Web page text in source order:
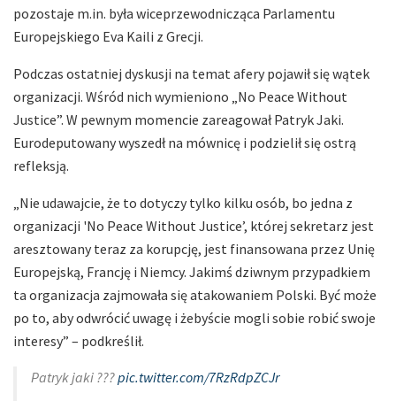
pozostaje m.in. była wiceprzewodnicząca Parlamentu
Europejskiego Eva Kaili z Grecji.
Podczas ostatniej dyskusji na temat afery pojawił się wątek
organizacji. Wśród nich wymieniono „No Peace Without
Justice”. W pewnym momencie zareagował Patryk Jaki.
Eurodeputowany wyszedł na mównicę i podzielił się ostrą
refleksją.
„Nie udawajcie, że to dotyczy tylko kilku osób, bo jedna z
organizacji 'No Peace Without Justice’, której sekretarz jest
aresztowany teraz za korupcję, jest finansowana przez Unię
Europejską, Francję i Niemcy. Jakimś dziwnym przypadkiem
ta organizacja zajmowała się atakowaniem Polski. Być może
po to, aby odwrócić uwagę i żebyście mogli sobie robić swoje
interesy” – podkreślił.
Patryk jaki ???pic.twitter.com/7RzRdpZCJr